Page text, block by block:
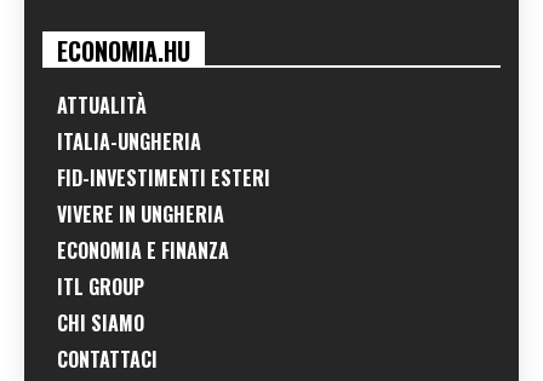
ECONOMIA.HU
ATTUALITÀ
ITALIA-UNGHERIA
FID-INVESTIMENTI ESTERI
VIVERE IN UNGHERIA
ECONOMIA E FINANZA
ITL GROUP
CHI SIAMO
CONTATTACI